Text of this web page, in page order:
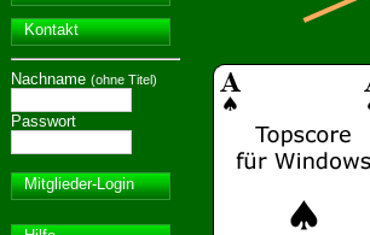
Kontakt
Nachname (ohne Titel)
Passwort
Mitglieder-Login